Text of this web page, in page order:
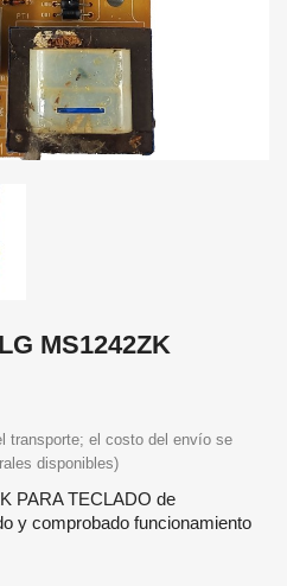
MS1242ZK
transporte; el costo del envío se
disponibles)
PARA TECLADO de
y comprobado funcionamiento